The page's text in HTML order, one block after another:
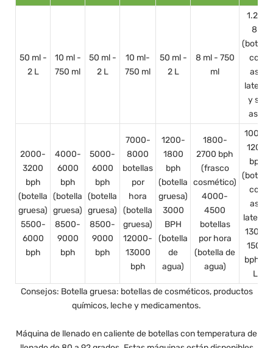
50 ml -
2 L
10 ml -
750 ml
50 ml -
2 L
10 ml-
750 ml
50 ml -
2 L
8 ml - 750
ml
1.25-
8L
(botella
con
asa
lateral
y sin
asa)
2000-
3200
bph
(botella
gruesa)
5500-
6000
bph
4000-
6000
bph
(botella
gruesa)
8500-
9000
bph
5000-
6000
bph
(botella
gruesa)
8500-
9000
bph
7000-
8000
botellas
por
hora
(botella
gruesa)
12000-
13000
bph
1200-
1800
bph
(botella
gruesa)
3000
BPH
(botella
de
agua)
1800-
2700 bph
(frasco
cosmético)
4000-
4500
botellas
por hora
(botella de
agua)
1000-
1200
bph
(botella
con
asa
lateral)
1300-
1500
bph (5
L)
Consejos: Botella gruesa: botellas de cosméticos, productos
químicos, leche y medicamentos.
Máquina de llenado en caliente de botellas con temperatura de